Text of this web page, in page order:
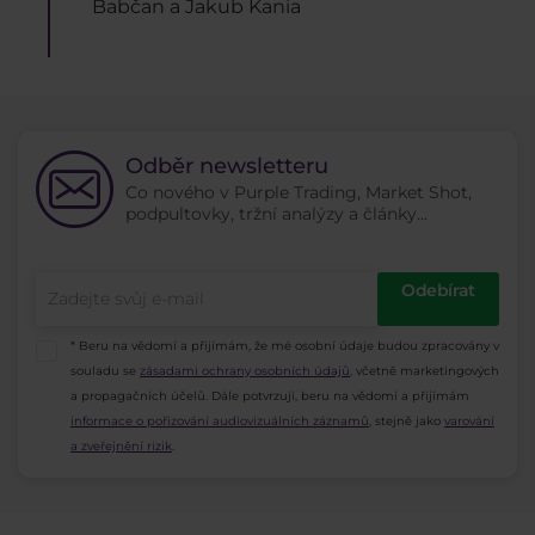
Babčan a Jakub Kania
Odběr newsletteru
Co nového v Purple Trading, Market Shot,
podpultovky, tržní analýzy a články...
Odebírat
* Beru na vědomí a přijímám, že mé osobní údaje budou zpracovány v
souladu se zásadami ochrany osobních údajů , včetně marketingových
a propagačních účelů. Dále potvrzuji, beru na vědomí a přijímám
informace o pořizování audiovizuálních záznamů , stejně jako varování
a zveřejnění rizik